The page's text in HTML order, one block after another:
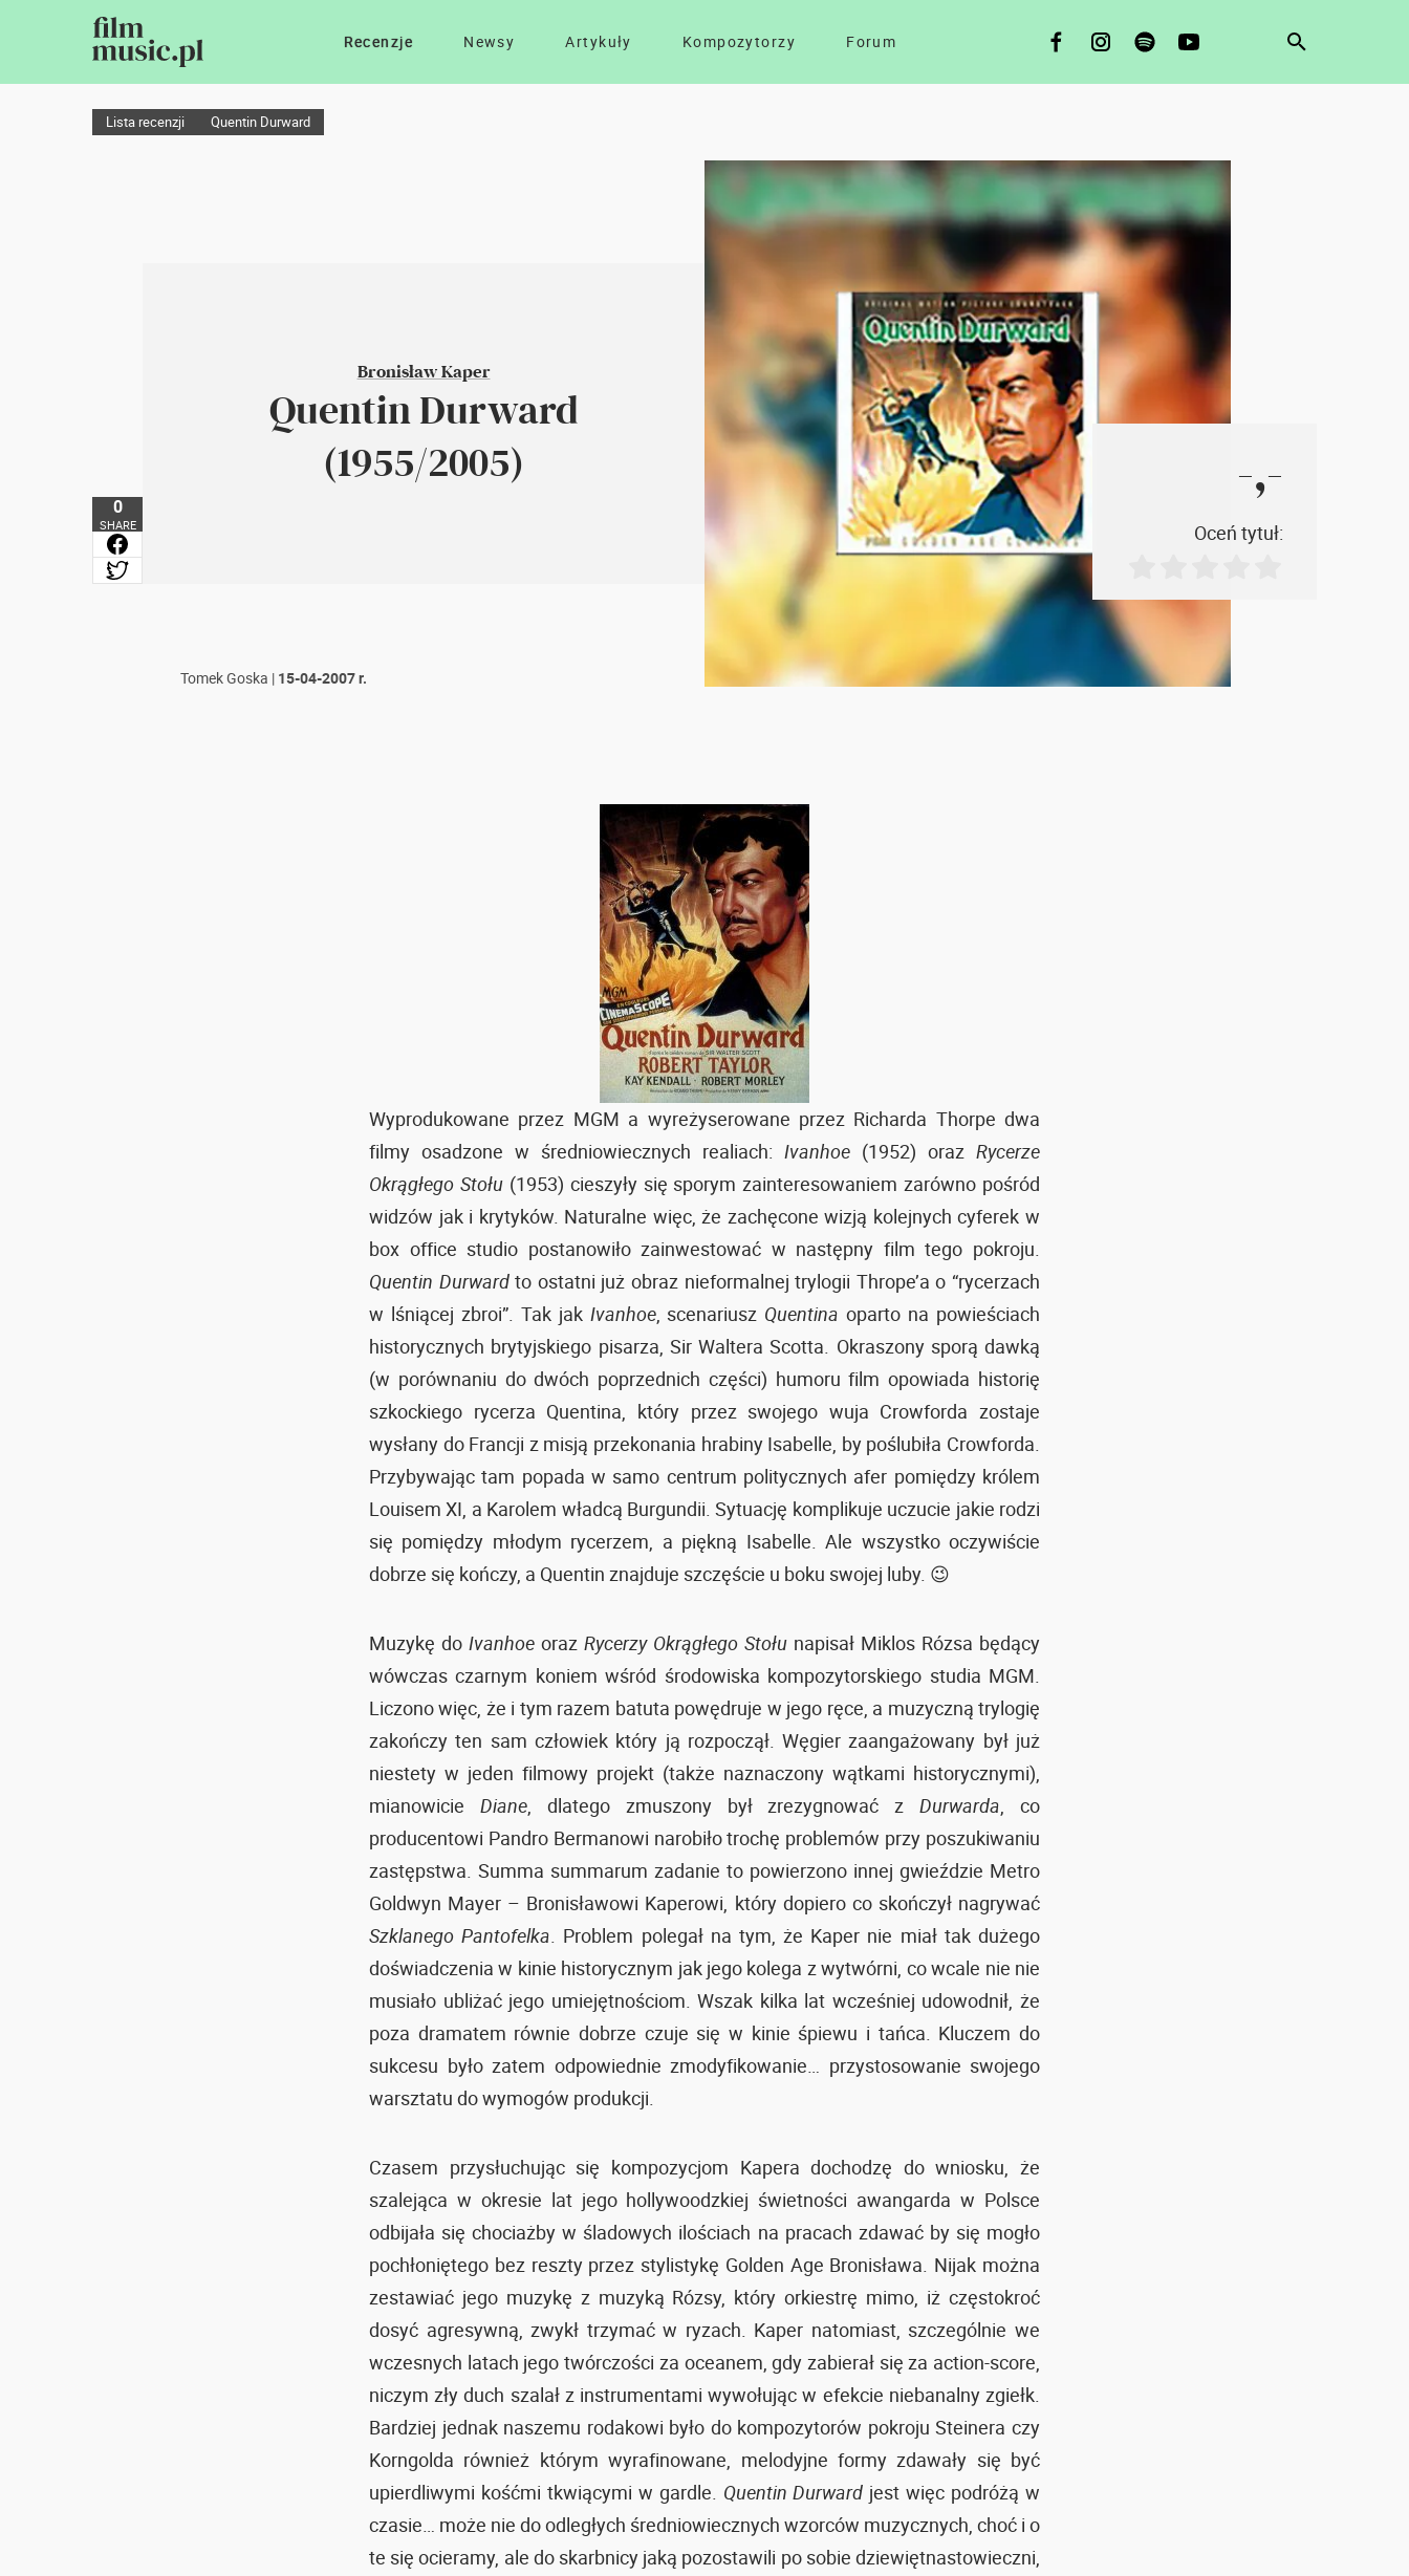
Recenzje Newsy Artykuły Kompozytorzy Forum
Lista recenzji Quentin Durward
Bronisław Kaper
Quentin Durward
(1955/2005)
0
SHARE
-,-
Oceń tytuł:
Tomek Goska | 15-04-2007 r.
Wyprodukowane przez MGM a wyreżyserowane przez Richarda Thorpe dwa
filmy osadzone w średniowiecznych realiach: Ivanhoe (1952) oraz Rycerze
Okrągłego Stołu(1953) cieszyły się sporym zainteresowaniem zarówno pośród
widzów jak i krytyków. Naturalne więc, że zachęcone wizją kolejnych cyferek w
box office studio postanowiło zainwestować w następny film tego pokroju.
Quentin Durwardto ostatni już obraz nieformalnej trylogii Thrope’a o “rycerzach
w lśniącej zbroi”. Tak jak Ivanhoe, scenariusz Quentina oparto na powieściach
historycznych brytyjskiego pisarza, Sir Waltera Scotta. Okraszony sporą dawką
(w porównaniu do dwóch poprzednich części) humoru film opowiada historię
szkockiego rycerza Quentina, który przez swojego wuja Crowforda zostaje
wysłany do Francji z misją przekonania hrabiny Isabelle, by poślubiła Crowforda.
Przybywając tam popada w samo centrum politycznych afer pomiędzy królem
Louisem XI, a Karolem władcą Burgundii. Sytuację komplikuje uczucie jakie rodzi
się pomiędzy młodym rycerzem, a piękną Isabelle. Ale wszystko oczywiście
dobrze się kończy, a Quentin znajduje szczęście u boku swojej luby. 😉
Muzykę do Ivanhoe oraz Rycerzy Okrągłego Stołu napisał Miklos Rózsa będący
wówczas czarnym koniem wśród środowiska kompozytorskiego studia MGM.
Liczono więc, że i tym razem batuta powędruje w jego ręce, a muzyczną trylogię
zakończy ten sam człowiek który ją rozpoczął. Węgier zaangażowany był już
niestety w jeden filmowy projekt (także naznaczony wątkami historycznymi),
mianowicie Diane, dlatego zmuszony był zrezygnować zDurwarda, co
producentowi Pandro Bermanowi narobiło trochę problemów przy poszukiwaniu
zastępstwa. Summa summarum zadanie to powierzono innej gwieździe Metro
Goldwyn Mayer – Bronisławowi Kaperowi, który dopiero co skończył nagrywać
Szklanego Pantofelka. Problem polegał na tym, że Kaper nie miał tak dużego
doświadczenia w kinie historycznym jak jego kolega z wytwórni, co wcale nie nie
musiało ubliżać jego umiejętnościom. Wszak kilka lat wcześniej udowodnił, że
poza dramatem równie dobrze czuje się w kinie śpiewu i tańca. Kluczem do
sukcesu było zatem odpowiednie zmodyfikowanie… przystosowanie swojego
warsztatu do wymogów produkcji.
Czasem przysłuchując się kompozycjom Kapera dochodzę do wniosku, że
szalejąca w okresie lat jego hollywoodzkiej świetności awangarda w Polsce
odbijała się chociażby w śladowych ilościach na pracach zdawać by się mogło
pochłoniętego bez reszty przez stylistykę Golden Age Bronisława. Nijak można
zestawiać jego muzykę z muzyką Rózsy, który orkiestrę mimo, iż częstokroć
dosyć agresywną, zwykł trzymać w ryzach. Kaper natomiast, szczególnie we
wczesnych latach jego twórczości za oceanem, gdy zabierał się za action-score,
niczym zły duch szalał z instrumentami wywołując w efekcie niebanalny zgiełk.
Bardziej jednak naszemu rodakowi było do kompozytorów pokroju Steinera czy
Korngolda również którym wyrafinowane, melodyjne formy zdawały się być
upierdliwymi kośćmi tkwiącymi w gardle. Quentin Durward jest więc podróżą w
czasie… może nie do odległych średniowiecznych wzorców muzycznych, choć i o
te się ocieramy, ale do skarbnicy jaką pozostawili po sobie dziewiętnastowieczni,